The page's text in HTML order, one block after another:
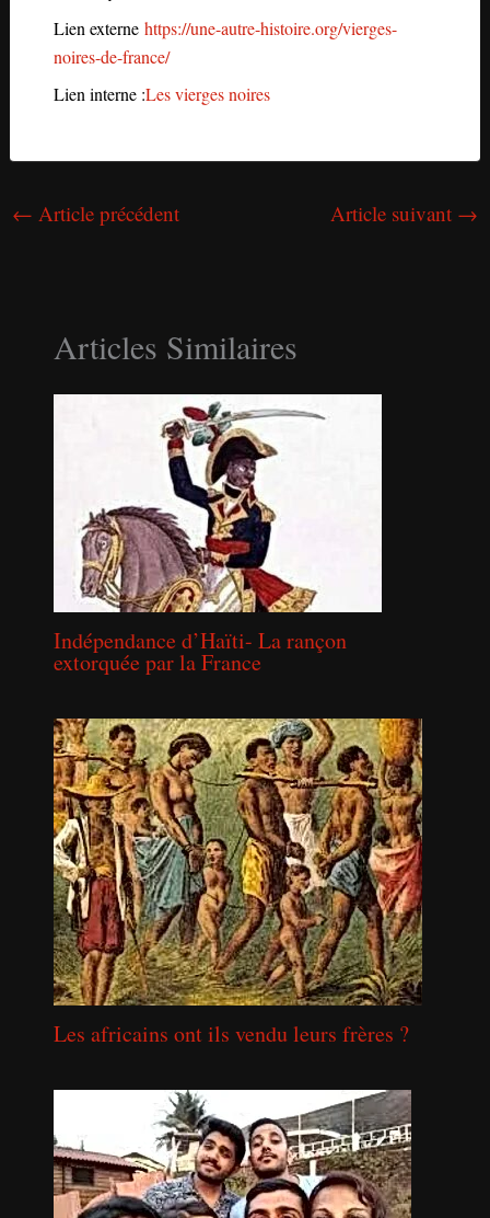
Lien externe https://une-autre-histoire.org/vierges-
noires-de-france/
Lien interne :Les vierges noires
← Article précédent Article suivant →
Articles Similaires
Indépendance d’Haïti- La rançon
extorquée par la France
Les africains ont ils vendu leurs frères ?